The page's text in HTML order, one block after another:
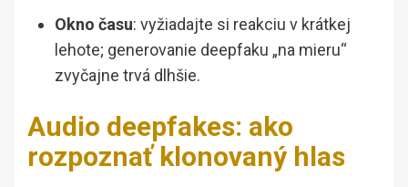
Okno času: vyžiadajte si reakciu v krátkej
lehote; generovanie deepfaku „na mieru“
zvyčajne trvá dlhšie.
Audio deepfakes: ako
rozpoznať klonovaný hlas